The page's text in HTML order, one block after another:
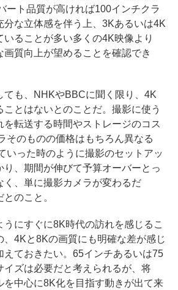
ート品質が高ければ100インチクラ
分な立体感を伴う上、3Kあるいは4K
いることが多い多くの4K映像より
画質向上が望めることを確認でき
も、NHKやBBCに聞く限り、4K
とはないとのことだ。撮影に使う
を転送する時間やストレージのコス
そのものの価格はもちろん異なる
いった時のように撮影のセットアッ
り、期間が伸びて予算オーバーとっ
く、単に撮影カメラが変わるだ
のこと。
にすぐに8K時代の訪れを感じるこ
、4Kと8Kの画質にも明確な差が感じ
えておきたい。65インチあるいは75
イズは必要だと考えられるが、将
を中心に8K化を目指す動きが出て来